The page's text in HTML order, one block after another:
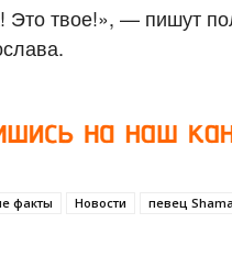
твое!», — пишут
факты Новости певец